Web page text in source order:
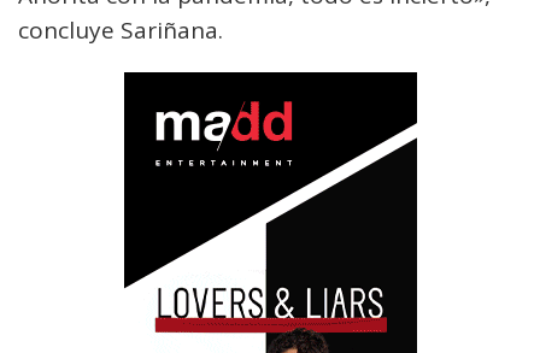
concluye Sariñana.